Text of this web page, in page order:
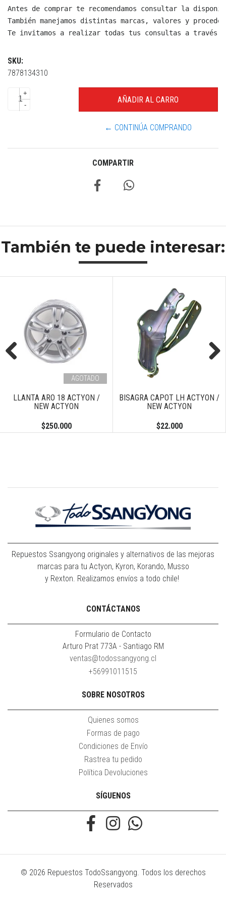
Antes de comprar te recomendamos consultar la
También manejamos distintas marcas, valores y
Te invitamos a realizar todas tus consultas a través
SKU:
7878134310
+
-
← CONTINÚA COMPRANDO
COMPARTIR
También te puede interesar:
AGOTADO
LLANTA ARO 18 ACTYON /
NEW ACTYON
$250.000
BISAGRA CAPOT LH ACTYON /
NEW ACTYON
$22.000
Repuestos Ssangyong originales y alternativos de las mejoras
marcas para tu Actyon, Kyron, Korando, Musso
y Rexton. Realizamos envíos a todo chile!
CONTÁCTANOS
Formulario de Contacto
Arturo Prat 773A - Santiago RM
ventas@todossangyong.cl
+56991011515
SOBRE NOSOTROS
Quienes somos
Formas de pago
Condiciones de Envío
Rastrea tu pedido
Política Devoluciones
SÍGUENOS
© 2026 Repuestos TodoSsangyong. Todos los derechos
Reservados